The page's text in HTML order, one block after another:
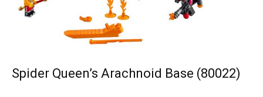
Spider Queen’s Arachnoid Base (80022)